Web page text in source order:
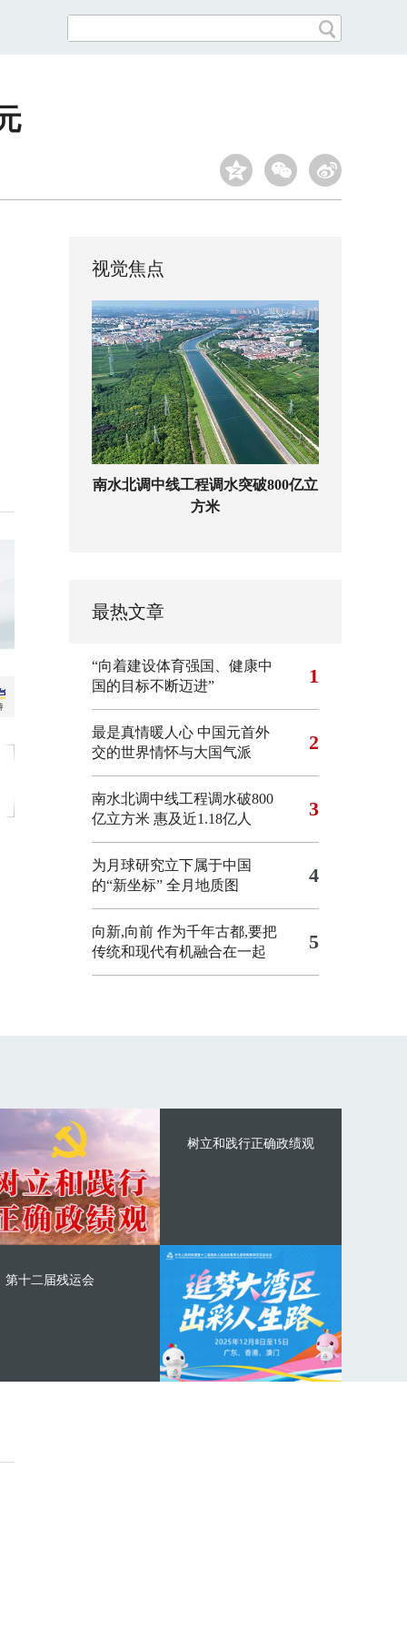
视觉焦点
南水北调中线工程调水突破800亿立
方米
最热文章
“向着建设体育强国、健康中
国的目标不断迈进”
1
最是真情暖人心 中国元首外
交的世界情怀与大国气派
2
南水北调中线工程调水破800
亿立方米 惠及近1.18亿人
3
为月球研究立下属于中国
的“新坐标” 全月地质图 4
向新,向前 作为千年古都,要把
传统和现代有机融合在一起
5
树立和践行正确政绩观
第十二届残运会